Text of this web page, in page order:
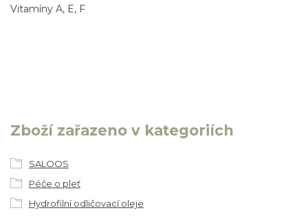
Vitamíny A, E, F
Zboží zařazeno v kategoriích
SALOOS
Péče o pleť
Hydrofilní odličovací oleje